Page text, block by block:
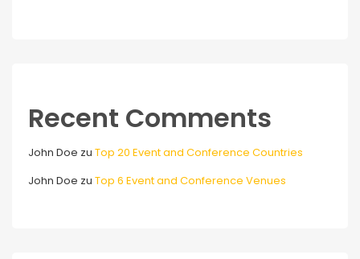
Recent Comments
John Doe zu Top 20 Event and Conference Countries
John Doe zu Top 6 Event and Conference Venues